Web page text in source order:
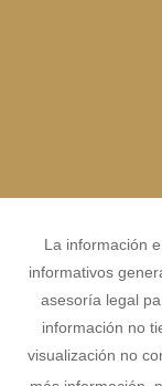
La información
informativos
asesoría legal
información no
visualización no